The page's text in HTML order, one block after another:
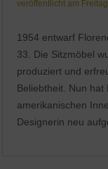
veröffentlicht am
1954 entwarf
33. Die Sitzmöbel
produziert und
Beliebtheit. Nun hat
amerikanischen
Designerin neu